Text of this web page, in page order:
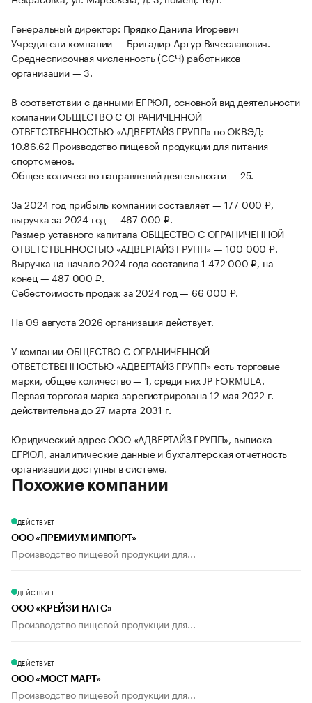
Генеральный директор: Прядко Данила Игоревич
Учредители компании — Бригадир Артур Вячеславович.
Среднесписочная численность (ССЧ) работников
организации — 3.
В соответствии с данными ЕГРЮЛ, основной вид деятельности
компании ОБЩЕСТВО С ОГРАНИЧЕННОЙ
ОТВЕТСТВЕННОСТЬЮ «АДВЕРТАЙЗ ГРУПП» по ОКВЭД:
10.86.62 Производство пищевой продукции для питания
спортсменов.
Общее количество направлений деятельности — 25.
За 2024 год прибыль компании составляет — 177 000 ₽,
выручка за 2024 год — 487 000 ₽.
Размер уставного капитала ОБЩЕСТВО С ОГРАНИЧЕННОЙ
ОТВЕТСТВЕННОСТЬЮ «АДВЕРТАЙЗ ГРУПП» — 100 000 ₽.
Выручка на начало 2024 года составила 1 472 000 ₽, на
конец — 487 000 ₽.
Себестоимость продаж за 2024 год — 66 000 ₽.
На 09 августа 2026 организация действует.
У компании ОБЩЕСТВО С ОГРАНИЧЕННОЙ
ОТВЕТСТВЕННОСТЬЮ «АДВЕРТАЙЗ ГРУПП» есть торговые
марки, общее количество — 1, среди них JP FORMULA.
Первая торговая марка зарегистрирована 12 мая 2022 г. —
действительна до 27 марта 2031 г.
Юридический адрес ООО «АДВЕРТАЙЗ ГРУПП», выписка
ЕГРЮЛ, аналитические данные и бухгалтерская отчетность
организации доступны в системе.
Похожие компании
ДЕЙСТВУЕТ
ООО «ПРЕМИУМ ИМПОРТ»
Производство пищевой продукции для...
ДЕЙСТВУЕТ
ООО «КРЕЙЗИ НАТС»
Производство пищевой продукции для...
ДЕЙСТВУЕТ
ООО «МОСТ МАРТ»
Производство пищевой продукции для...